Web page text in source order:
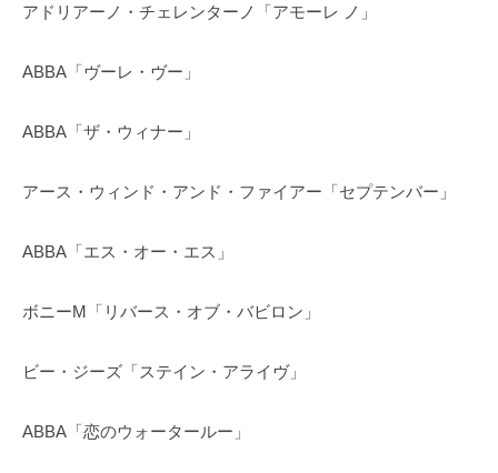
アドリアーノ・チェレンターノ「アモーレ ノ」
ABBA「ヴーレ・ヴー」
ABBA「ザ・ウィナー」
アース・ウィンド・アンド・ファイアー「セプテンバー」
ABBA「エス・オー・エス」
ボニーM「リバース・オブ・バビロン」
ビー・ジーズ「ステイン・アライヴ」
ABBA「恋のウォータールー」